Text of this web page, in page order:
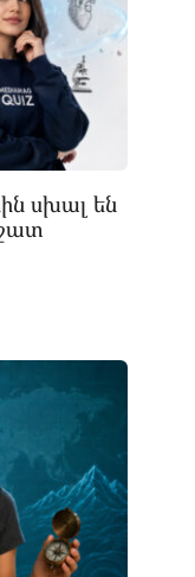
սխալ են